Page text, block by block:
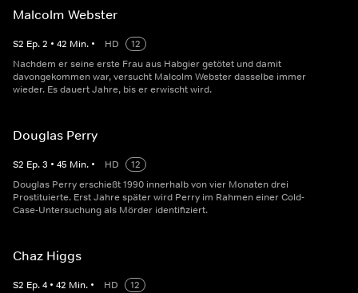
Malcolm Webster
S2 Ep.2 • 42 Min. • HD
12
Nachdem er seine erste Frau aus Habgier getötet und damit
davongekommen war, versucht Malcolm Webster dasselbe immer
wieder. Es dauert Jahre, bis er erwischt wird.
Douglas Perry
S2 Ep.3 • 45 Min. • HD
12
Douglas Perry erschießt 1990 innerhalb von vier Monaten drei
Prostituierte. Erst Jahre später wird Perry im Rahmen einer Cold-
Case-Untersuchung als Mörder identifiziert.
Chaz Higgs
S2 Ep.4 • 42 Min. • HD
12